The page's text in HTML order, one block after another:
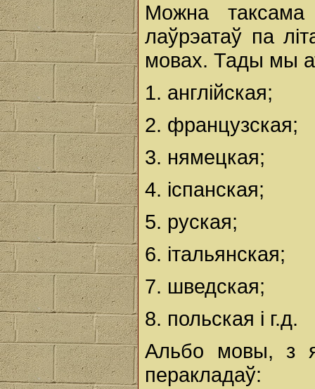
Можна таксама
лаўрэатаў па
мовах. Тады мы
1. англійская;
2. французская;
3. нямецкая;
4. іспанская;
5. руская;
6. італьянская;
7. шведская;
8. польская і г.д.
Альбо мовы, з
перакладаў: